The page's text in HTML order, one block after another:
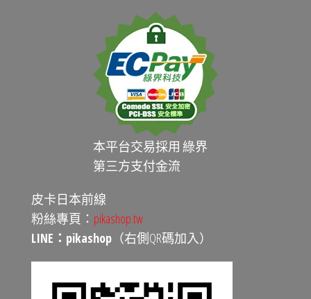
本平台交易採用 綠界
第三方支付金流
皮卡日本前線
粉絲專頁： pikashop.tw
LINE：pikashop （右側QR碼加入）